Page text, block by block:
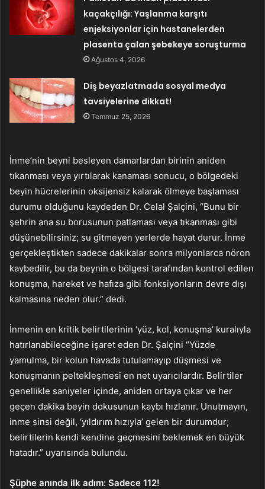
kaçakçılığı: Yaşlanma karşıtı
enjeksiyonlar için hastanelerden
plasenta çalan şebekeye soruşturma
Ağustos 4, 2026
Diş beyazlatmada sosyal medya
tavsiyelerine dikkat!
Temmuz 25, 2026
İnme’nin beyni besleyen damarlardan birinin aniden
tıkanması veya yırtılarak kanaması sonucu, o bölgedeki
beyin hücrelerinin oksijensiz kalarak ölmeye başlaması
durumu olduğunu kaydeden Dr. Celal Şalçini, “Bunu bir
şehrin ana su borusunun patlaması veya tıkanması gibi
düşünebilirsiniz; su gitmeyen yerlerde hayat durur. İnme
gerçekleştikten sadece dakikalar sonra milyonlarca nöron
kaybedilir, bu da beynin o bölgesi tarafından kontrol edilen
konuşma, hareket ve hafıza gibi fonksiyonların devre dışı
kalmasına neden olur.” dedi.
İnmenin en kritik belirtilerinin ‘yüz, kol, konuşma’ kuralıyla
hatırlanabileceğine işaret eden Dr. Şalçini “Yüzde
yamulma, bir kolun havada tutulamayıp düşmesi ve
konuşmanın peltekleşmesi en net uyarıcılardır. Belirtiler
genellikle saniyeler içinde, aniden ortaya çıkar ve her
geçen dakika beyin dokusunun kaybı hızlanır. Unutmayın,
inme sinsi değil, ‘yıldırım hızıyla’ gelen bir durumdur;
belirtilerin kendi kendine geçmesini beklemek en büyük
hatadır.” uyarısında bulundu.
Şüphe anında ilk adım: Sadece 112!